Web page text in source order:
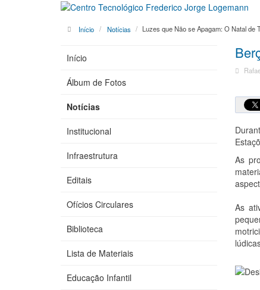
Início Notícias Luzes que Não se Apagam: O Natal de
As
As
Início
Álbum de Fotos
Notícias
Institucional
Infraestrutura
Editais
Ofícios Circulares
Biblioteca
Lista de Materiais
Educação Infantil